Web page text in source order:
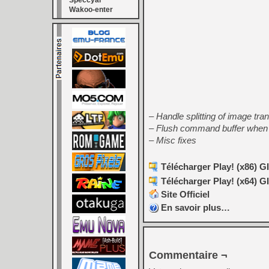
Wakoo-enter
– Handle splitting of image
– Flush command buffer
– Misc fixes
Télécharger Play! (x86)
Télécharger Play! (x64)
Site Officiel
En savoir plus…
Commentaire ¬